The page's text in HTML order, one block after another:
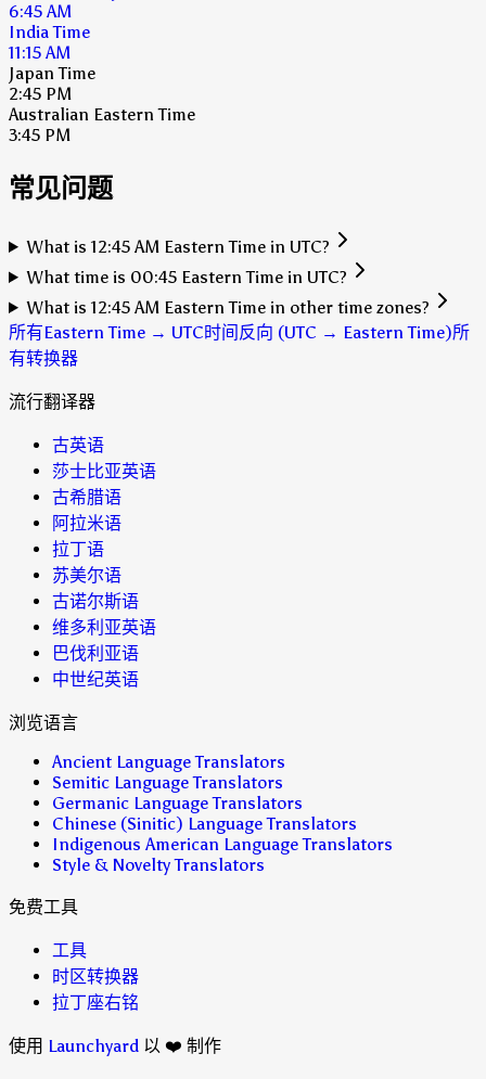
6:45 AM
India Time
11:15 AM
Japan Time
2:45 PM
Australian Eastern Time
3:45 PM
常见问题
What is 12:45 AM Eastern Time in UTC?
What time is 00:45 Eastern Time in UTC?
What is 12:45 AM Eastern Time in other time zones?
所有Eastern Time → UTC时间反向 (UTC → Eastern Time)所
有转换器
流行翻译器
古英语
莎士比亚英语
古希腊语
阿拉米语
拉丁语
苏美尔语
古诺尔斯语
维多利亚英语
巴伐利亚语
中世纪英语
浏览语言
Ancient Language Translators
Semitic Language Translators
Germanic Language Translators
Chinese (Sinitic) Language Translators
Indigenous American Language Translators
Style & Novelty Translators
免费工具
工具
时区转换器
拉丁座右铭
使用 Launchyard 以 ❤️ 制作